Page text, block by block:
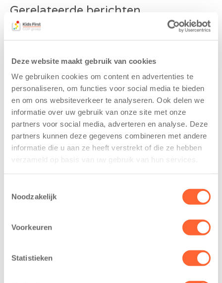
Deze website maakt gebruik van cookies
We gebruiken cookies om content en advertenties te
personaliseren, om functies voor social media te bieden
en om ons websiteverkeer te analyseren. Ook delen we
informatie over uw gebruik van onze site met onze
partners voor social media, adverteren en analyse. Deze
partners kunnen deze gegevens combineren met andere
informatie die u aan ze heeft verstrekt of die ze hebben
verzameld op basis van uw gebruik van hun services.
Noodzakelijk
Voorkeuren
Statistieken
Gerelateerde berichten
Kinderen BSO
De
Westerburcht
trainen alvast
7 augustus 2026
2026 – Kinderen
Westerburcht in
Eelde trainden
Kids First
tekent
koopcontract
voor nieuw